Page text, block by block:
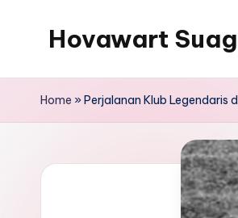
Hovawart
Suagra
menyediakan
Home »Perjalanan Klub Legendaris